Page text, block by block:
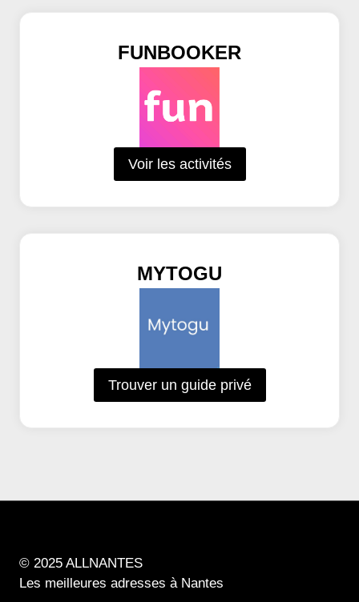
FUNBOOKER
Voir les activités
MYTOGU
Trouver un guide privé
© 2025 ALLNANTES
Les meilleures adresses à Nantes